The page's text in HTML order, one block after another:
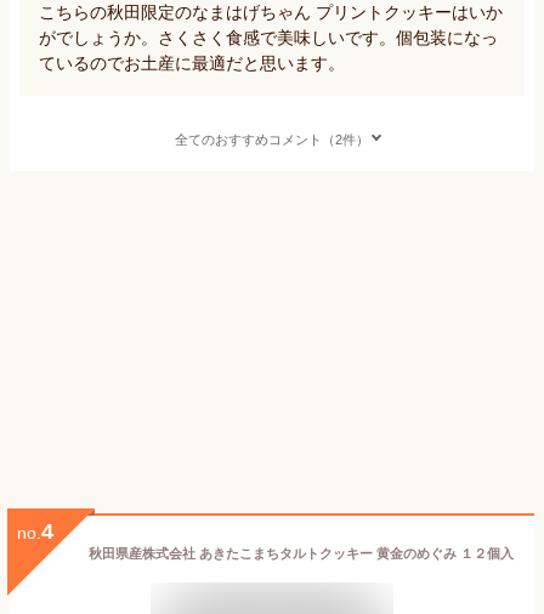
こちらの秋田限定のなまはげちゃん プリントクッキーはいか
がでしょうか。さくさく食感で美味しいです。個包装になっ
ているのでお土産に最適だと思います。
全てのおすすめコメント（2件）
no. 4
秋田県産株式会社 あきたこまちタルトクッキー 黄金のめぐみ １２個入